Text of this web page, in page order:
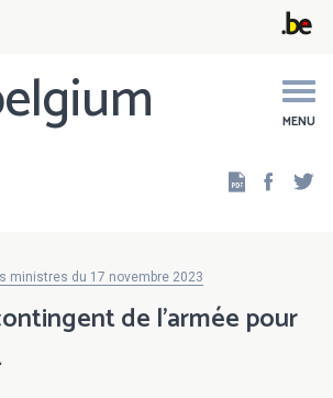
MENU
ministres du 17 novembre 2023
de l'armée pour